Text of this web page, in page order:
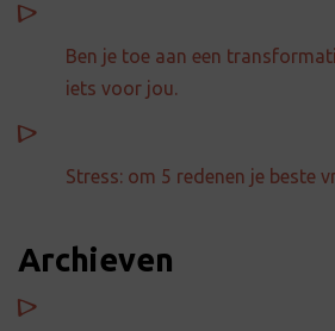
Ben je toe aan een
iets voor jou.
Stress: om 5 redenen je beste
Archieven